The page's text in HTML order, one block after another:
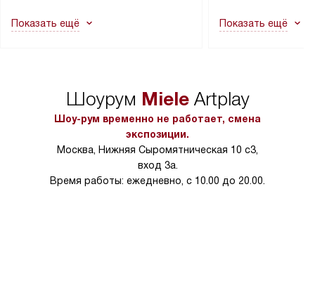
в гарантийном ремонте в будущем.
Показать ещё
не включаются:
в условиях
тарифы на услуги
Показать ещё
Шоурум MieleArtplay
Шоу-рум временно не работает, смена
экспозиции.
Москва, Нижняя Сыромятническая 10 с3,
вход 3а.
Время работы: ежедневно, с 10.00 до 20.00.